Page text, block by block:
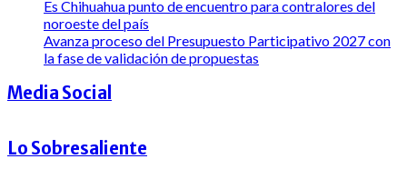
Es Chihuahua punto de encuentro para contralores del
noroeste del país
Avanza proceso del Presupuesto Participativo 2027 con
la fase de validación de propuestas
Media Social
Lo Sobresaliente